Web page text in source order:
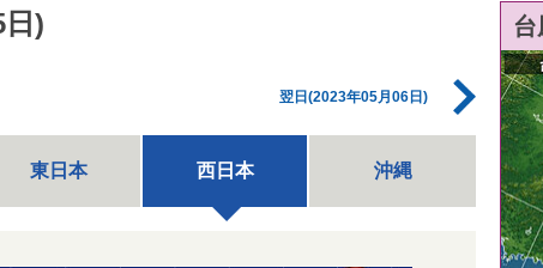
)
翌日(2023年05月06日)
東日本 西日本 沖縄